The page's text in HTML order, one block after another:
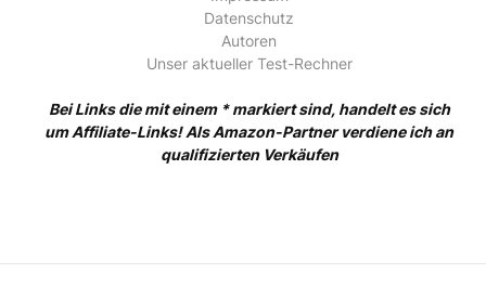
Datenschutz
Autoren
Unser aktueller Test-Rechner
Bei Links die mit einem * markiert sind, handelt es sich
um Affiliate-Links! Als Amazon-Partner verdiene ich an
qualifizierten Verkäufen